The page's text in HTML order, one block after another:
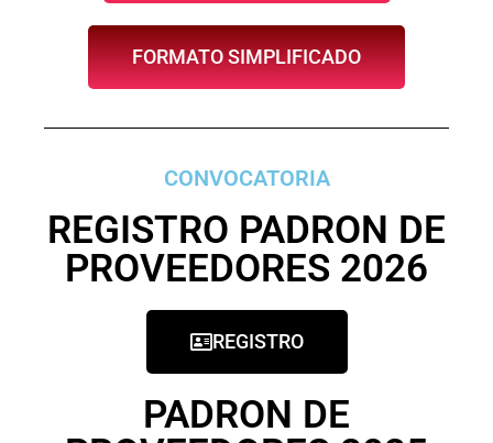
FORMATO SIMPLIFICADO
CONVOCATORIA
REGISTRO PADRON DE
PROVEEDORES 2026
REGISTRO
PADRON DE